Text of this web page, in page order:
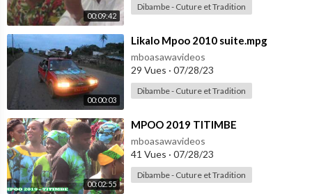
00:09:42
Dibambe - Cuture et Tradition
00:00:03
⁣Likalo Mpoo 2010 suite.mpg
mboasawavideos
29 Vues · 07/28/23
Dibambe - Cuture et Tradition
00:02:55
⁣MPOO 2019 TITIMBE
mboasawavideos
41 Vues · 07/28/23
Dibambe - Cuture et Tradition